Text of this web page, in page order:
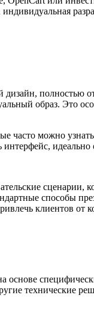
дизайн,
образ. Это
можно
интерфейс,
способы
клиентов от
основе
технические